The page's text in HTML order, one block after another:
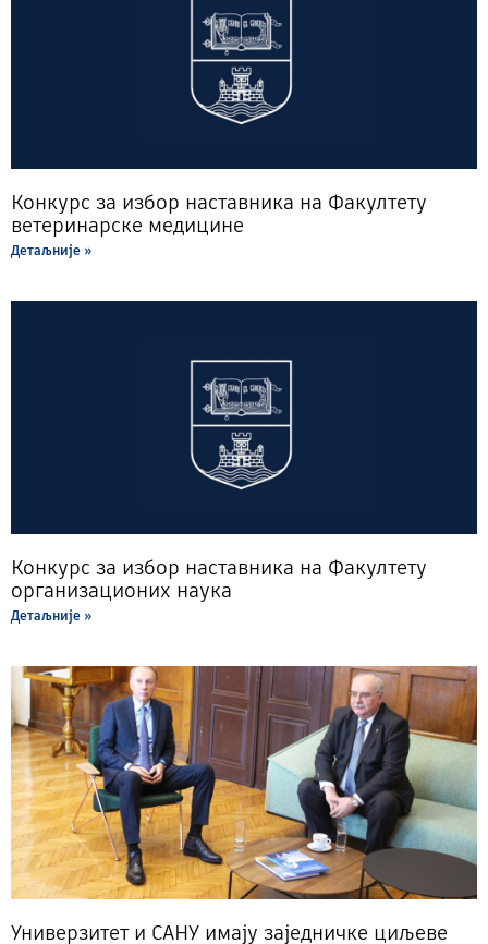
Конкурс за избор наставника на Факултету
ветеринарске медицине
Детаљније »
Конкурс за избор наставника на Факултету
организационих наука
Детаљније »
Универзитет и САНУ имају заједничке циљеве